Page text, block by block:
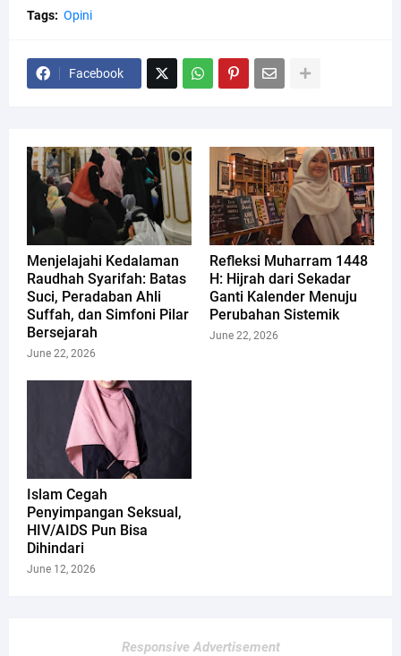
Tags: Opini
Facebook
Menjelajahi Kedalaman
Raudhah Syarifah: Batas
Suci, Peradaban Ahli
Suffah, dan Simfoni Pilar
Bersejarah
June 22, 2026
Refleksi Muharram 1448
H: Hijrah dari Sekadar
Ganti Kalender Menuju
Perubahan Sistemik
June 22, 2026
Islam Cegah
Penyimpangan Seksual,
HIV/AIDS Pun Bisa
Dihindari
June 12, 2026
Responsive Advertisement